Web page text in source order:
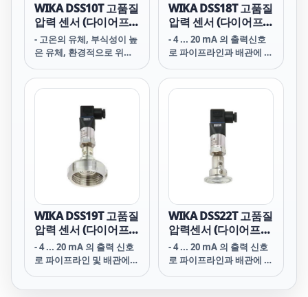
WIKA DSS10T 고품질
압력 센서 (다이어프
램 씰 마운트)
- 고온의 유체, 부식성이 높
은 유체, 환경적으로 위험
WIKA DSS18T 고품질
압력 센서 (다이어프
램 씰 마운트)
- 4 ... 20 mA 의 출력신호
로 파이프라인과 배관에 장
WIKA DSS19T 고품질
압력 센서 (다이어프
램 씰 마운트)
- 4 ... 20 mA 의 출력 신호
로 파이프라인 및 배관에
WIKA DSS22T 고품질
압력센서 (다이어프램
씰 마운트)
- 4 ... 20 mA 의 출력 신호
로 파이프라인과 배관에 장